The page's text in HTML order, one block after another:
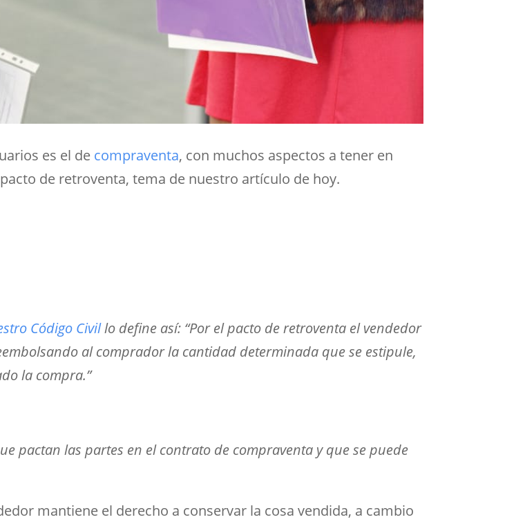
es el de compraventa, con muchos aspectos a tener en
de retroventa, tema de nuestro artículo de hoy.
Código Civillo define así: “Por el pacto de retroventa el vendedor
al comprador la cantidad determinada que se estipule,
la compra.”
pactan las partes en el contrato de compraventa y que se puede
mantiene el derecho a conservar la cosa vendida, a cambio